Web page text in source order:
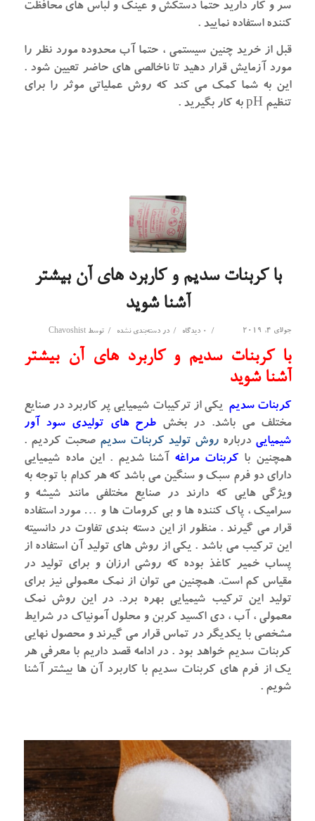
سر و کار دارید حتما دستکش و عینک و لباس های محافظت
کننده استفاده نمایید .
قبل از خرید چنین سیستمی ، حتما آب محدوده مورد نظر را
مورد آزمایش قرار دهید تا ناخالصی های حاضر تعیین شود .
این به شما کمک می کند که روش عملیاتی موثر را برای
تنظیم pH به کار بگیرید .
با کربنات سدیم و کاربرد های آن بیشتر
آشنا شوید
جولای 4, 2019 / 0 دیدگاه / در دسته‌بندی نشده / توسط Chavoshist
با کربنات سدیم و کاربرد های آن بیشتر
آشنا شوید
کربنات سدیم یکی از ترکیبات شیمیایی پر کاربرد در صنایع
مختلف می باشد. در بخش طرح های تولیدی سود آور
شیمیایی درباره روش تولید کربنات سدیم صحبت کردیم .
همچنین با
کربنات مراغه آشنا شدیم . این ماده شیمیایی
دارای دو فرم سبک و سنگین می باشد که هر کدام با توجه به
ویژگی هایی که دارند در صنایع مختلفی مانند شیشه و
سرامیک ، پاک کننده ها و بی کرومات ها و … مورد استفاده
قرار می گیرند . منظور از این دسته بندی تفاوت در دانسیته
این ترکیب می باشد . یکی از روش های تولید آن استفاده از
پساب خمیر کاغذ بوده که روشی ارزان و برای تولید در
مقیاس کم است. همچنین می توان از نمک معمولی نیز برای
تولید این ترکیب شیمیایی بهره برد. در این روش نمک
معمولی ، آب ، دی اکسید کربن و محلول آمونیاک در شرایط
مشخصی با یکدیگر در تماس قرار می گیرند و محصول نهایی
کربنات سدیم خواهد بود . در ادامه قصد داریم با معرفی هر
یک از فرم های کربنات سدیم با کاربرد آن ها بیشتر آشنا
شویم .